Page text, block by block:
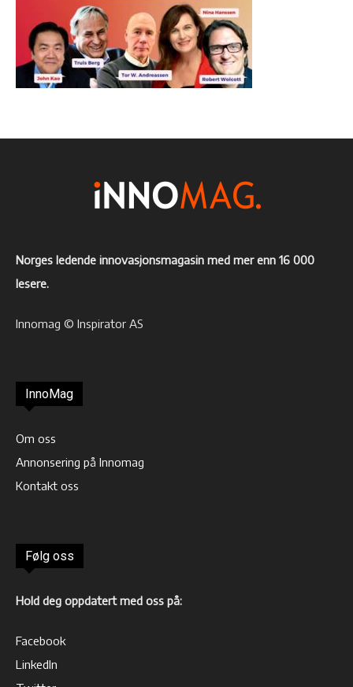
Norges ledende innovasjonsmagasin med mer enn 16 000
lesere.
Innomag © Inspirator AS
InnoMag
Om oss
Annonsering på Innomag
Kontakt oss
Følg oss
Hold deg oppdatert med oss på:
Facebook
LinkedIn